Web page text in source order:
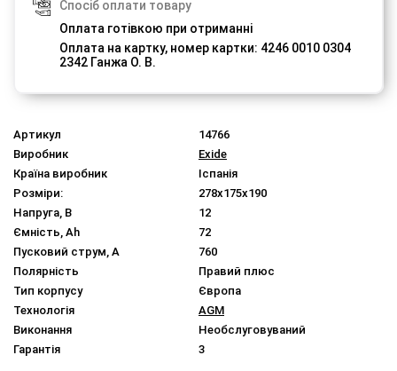
Спосіб оплати товару
Оплата готівкою при отриманні
Оплата на картку, номер картки: 4246 0010 0304
2342 Ганжа О. В.
Артикул
14766
Виробник
Exide
Країна виробник
Іспанія
Розміри:
278x175x190
Напруга, В
12
Ємність, Ah
72
Пусковий струм, A
760
Полярність
Правий плюс
Тип корпусу
Європа
Технологія
AGM
Виконання
Необслуговуваний
Гарантія
3